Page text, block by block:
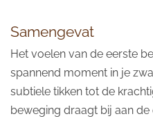
Samengevat
Het voelen van de eerste
spannend moment in je
subtiele tikken tot de
beweging draagt bij aan